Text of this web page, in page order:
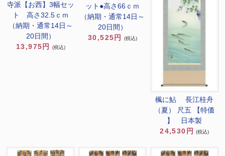
寺派【お西】3幅セッ
ト 高さ32.5ｃｍ
（納期・通常14日～
20日間）
13,975円
(税込)
ット●高さ66ｃｍ
（納期・通常14日～
20日間）
30,525円
(税込)
楓に鮎 長江桂舟
（夏） 尺五 【特価
】 日本製
24,530円
(税込)